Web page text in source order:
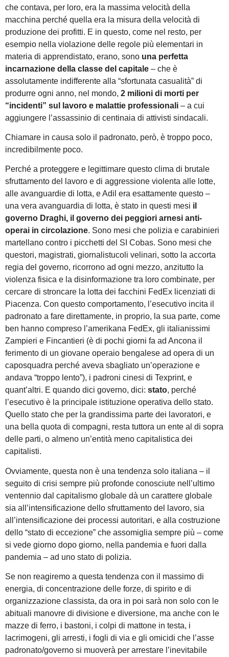
che contava, per loro, era la massima velocità della
macchina perché quella era la misura della velocità di
produzione dei profitti. E in questo, come nel resto, per
esempio nella violazione delle regole più elementari in
materia di apprendistato, erano, sono una perfetta
incarnazione della classe del capitale – che è
assolutamente indifferente alla “sfortunata casualità” di
produrre ogni anno, nel mondo, 2 milioni di morti per
“incidenti” sul lavoro e malattie professionali – a cui
aggiungere l’assassinio di centinaia di attivisti sindacali.
Chiamare in causa solo il padronato, però, è troppo poco,
incredibilmente poco.
Perché a proteggere e legittimare questo clima di brutale
sfruttamento del lavoro e di aggressione violenta alle lotte,
alle avanguardie di lotta, e Adil era esattamente questo –
una vera avanguardia di lotta, è stato in questi mesi il
governo Draghi, il governo dei peggiori arnesi anti-
operai in circolazione. Sono mesi che polizia e carabinieri
martellano contro i picchetti del SI Cobas. Sono mesi che
questori, magistrati, giornalistucoli velinari, sotto la accorta
regia del governo, ricorrono ad ogni mezzo, anzitutto la
violenza fisica e la disinformazione tra loro combinate, per
cercare di stroncare la lotta dei facchini FedEx licenziati di
Piacenza. Con questo comportamento, l’esecutivo incita il
padronato a fare direttamente, in proprio, la sua parte, come
ben hanno compreso l’amerikana FedEx, gli italianissimi
Zampieri e Fincantieri (è di pochi giorni fa ad Ancona il
ferimento di un giovane operaio bengalese ad opera di un
caposquadra perché aveva sbagliato un’operazione e
andava “troppo lento”), i padroni cinesi di Texprint, e
quant’altri. E quando dici governo, dici: stato, perché
l’esecutivo è la principale istituzione operativa dello stato.
Quello stato che per la grandissima parte dei lavoratori, e
una bella quota di compagni, resta tuttora un ente al di sopra
delle parti, o almeno un’entità meno capitalistica dei
capitalisti.
Ovviamente, questa non è una tendenza solo italiana – il
seguito di crisi sempre più profonde conosciute nell’ultimo
ventennio dal capitalismo globale dà un carattere globale
sia all’intensificazione dello sfruttamento del lavoro, sia
all’intensificazione dei processi autoritari, e alla costruzione
dello “stato di eccezione” che assomiglia sempre più – come
si vede giorno dopo giorno, nella pandemia e fuori dalla
pandemia – ad uno stato di polizia.
Se non reagiremo a questa tendenza con il massimo di
energia, di concentrazione delle forze, di spirito e di
organizzazione classista, da ora in poi sarà non solo con le
abituali manovre di divisione e diversione, ma anche con le
mazze di ferro, i bastoni, i colpi di mattone in testa, i
lacrimogeni, gli arresti, i fogli di via e gli omicidi che l’asse
padronato/governo si muoverà per arrestare l’inevitabile